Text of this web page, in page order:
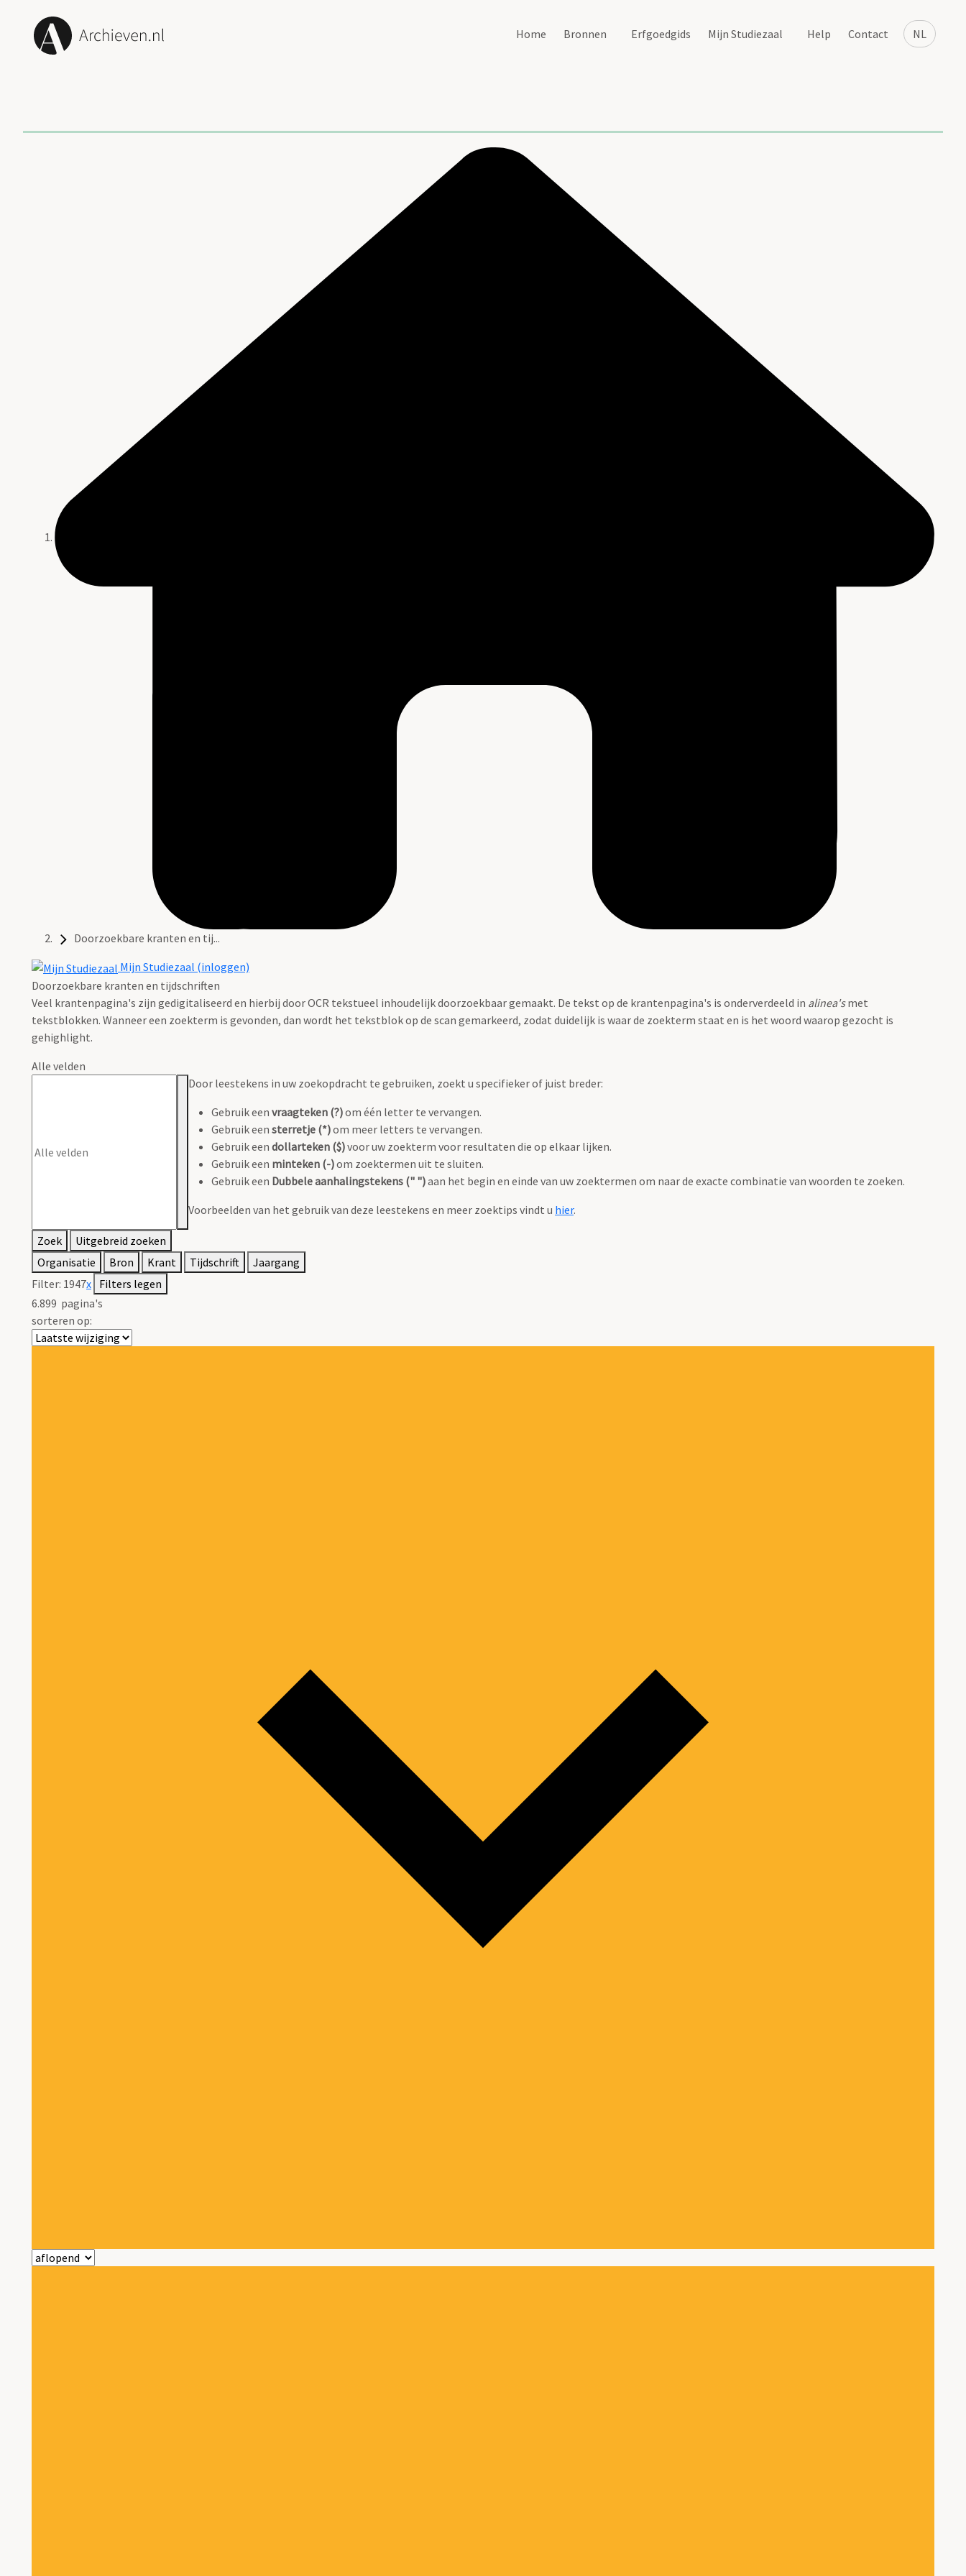
NL
Home Bronnen Erfgoedgids Mijn Studiezaal Help Contact
Doorzoekbare kranten en tij...
Mijn Studiezaal (inloggen)
Doorzoekbare kranten en tijdschriften
Veel krantenpagina's zijn gedigitaliseerd en hierbij door OCR tekstueel inhoudelijk doorzoekbaar gemaakt. De tekst op de krantenpagina's is onderverdeeld in alinea'smet
tekstblokken. Wanneer een zoekterm is gevonden, dan wordt het tekstblok op de scan gemarkeerd, zodat duidelijk is waar de zoekterm staat en is het woord waarop gezocht is
gehighlight.
Alle velden
Door leestekens in uw zoekopdracht te gebruiken, zoekt u specifieker of juist breder:
Gebruik een vraagteken (?)om één letter te vervangen.
Gebruik een sterretje (*)om meer letters te vervangen.
Gebruik een dollarteken ($)voor uw zoekterm voor resultaten die op elkaar lijken.
Gebruik een minteken (-)om zoektermen uit te sluiten.
Gebruik een Dubbele aanhalingstekens (" ")aan het begin en einde van uw zoektermen om naar de exacte combinatie van woorden te zoeken.
Voorbeelden van het gebruik van deze leestekens en meer zoektips vindt u hier.
Zoek
Uitgebreid zoeken
Organisatie
Bron Krant Tijdschrift
Jaargang
Filter: 1947x Filters legen
6.899 pagina's
sorteren op: